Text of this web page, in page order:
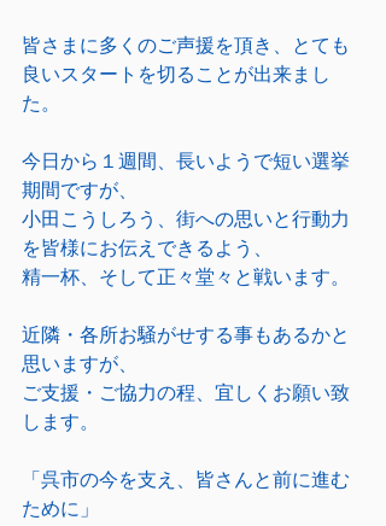
皆さまに多くのご声援を頂き、とても
良いスタートを切ることが出来まし
た。
今日から１週間、長いようで短い選挙
期間ですが、
小田こうしろう、街への思いと行動力
を皆様にお伝えできるよう、
精一杯、そして正々堂々と戦います。
近隣・各所お騒がせする事もあるかと
思いますが、
ご支援・ご協力の程、宜しくお願い致
します。
「呉市の今を支え、皆さんと前に進む
ために」